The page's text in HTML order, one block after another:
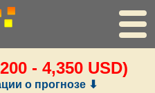
- 4,350 USD)
о прогнозе ⬇